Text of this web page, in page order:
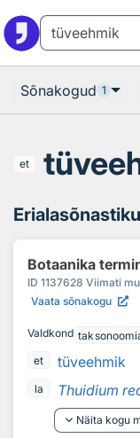
Sõnakogud 1
et
Botaanika
ID 1137628 Viimati
Vaata sõnakogu
Valdkond
et
tüveehmik
la Thuidium
keyboard_arrow_down Näita kogu